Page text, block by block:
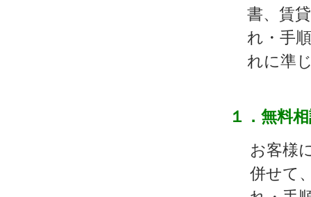
書、賃
れ・手
れに準
１．無料
お客様
併せて